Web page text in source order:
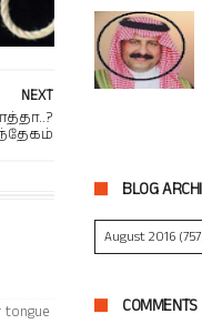
NEXT
tongue
BLOG
COMMENTS